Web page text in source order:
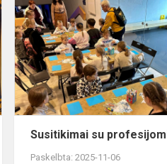
pilietiškumo
pamoka
Susitikimai su
Paskelbta: 2025-11-06